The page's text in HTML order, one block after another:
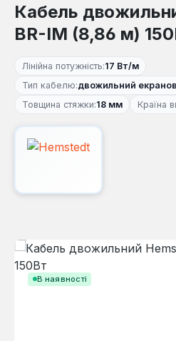
Кабель
BR-IM (8,86 м)
Лінійна потужність:17 Вт/м
Тип кабелю:двожильний
Товщина стяжки:18 мм Країна
В наявності
Пропустити галерею